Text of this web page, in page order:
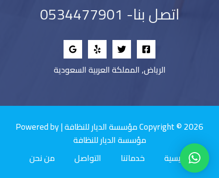
اتصل بنا- 0534477901
الرياض, المملكة العربية السعودية
Copyright © 2026 مؤسسة الديار للنظافة | Powered by
مؤسسة الديار للنظافة
الرئيسية
خدماتنا التواصل من نحن